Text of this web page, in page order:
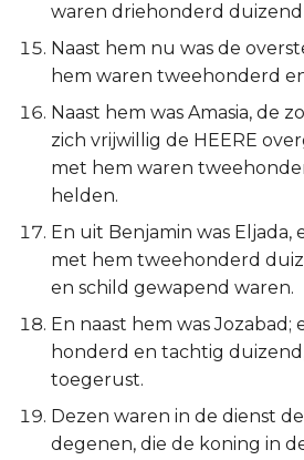
waren driehonderd
Naast hem nu was de
hem waren tweehonderd
Naast hem was Amasia, de
zich vrijwillig de HEERE
met hem waren
helden.
En uit Benjamin was Eljada,
met hem tweehonderd
en schild gewapend waren.
En naast hem was
honderd en tachtig
toegerust.
Dezen waren in de dienst
degenen, die de koning in